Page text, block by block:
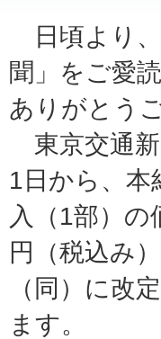
日頃より
聞」をご愛
ありがとう
東京交通
1日から、本
入（1部）
円（税込み
（同）に改
ます。